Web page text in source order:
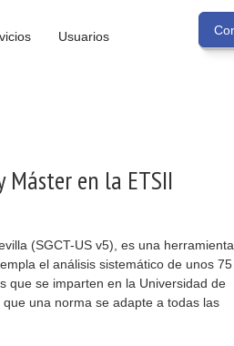
Usuarios
en la ETSII
(SGCT-US v5), es una herramienta
el análisis sistemático de unos 75
que se imparten en la Universidad de
una norma se adapte a todas las